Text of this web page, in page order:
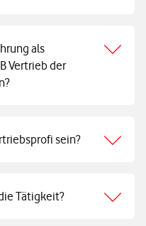
als
Vertrieb der
sein?
Tätigkeit?